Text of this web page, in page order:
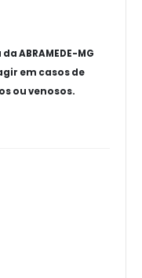
ABRAMEDE-MG
em casos de
ou venosos.